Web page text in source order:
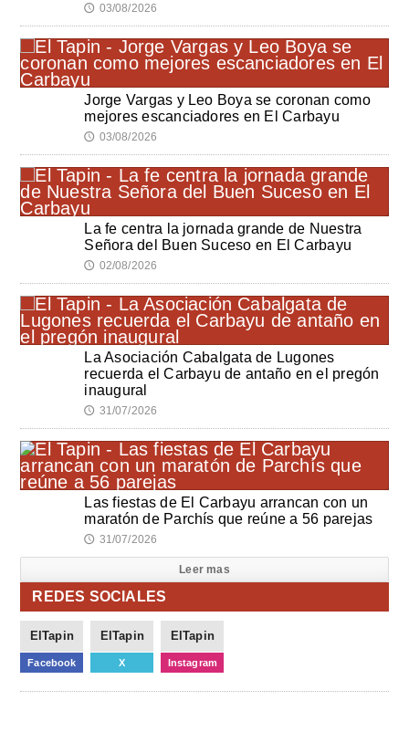
🕔 03/08/2026
Jorge Vargas y Leo Boya se coronan como
mejores escanciadores en El Carbayu
🕔 03/08/2026
La fe centra la jornada grande de Nuestra
Señora del Buen Suceso en El Carbayu
🕔 02/08/2026
La Asociación Cabalgata de Lugones
recuerda el Carbayu de antaño en el pregón
inaugural
🕔 31/07/2026
Las fiestas de El Carbayu arrancan con un
maratón de Parchís que reúne a 56 parejas
🕔 31/07/2026
Leer mas
REDES SOCIALES
ElTapin
Facebook
ElTapin
X
ElTapin
Instagram